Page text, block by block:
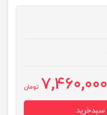
7,460,000 تومان